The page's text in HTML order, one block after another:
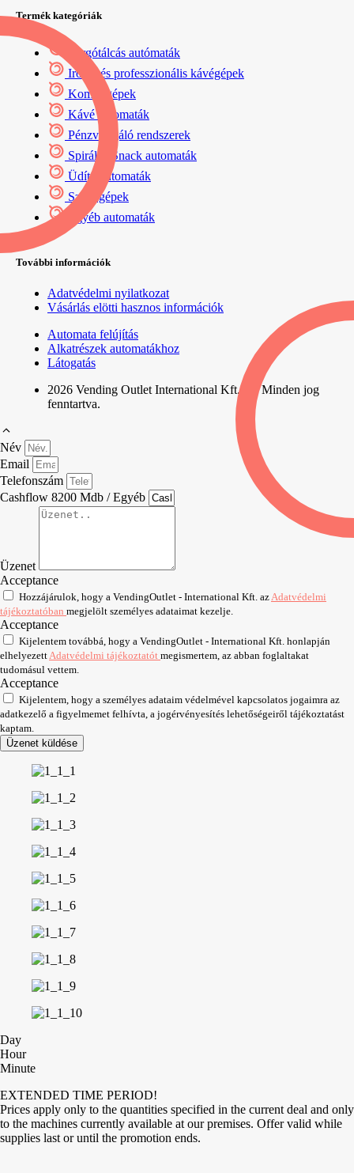
Termék kategóriák
Forgótálcás autómaták
Irodai és professzionális kávégépek
Kombi gépek
Kávé automaták
Pénzvizsgáló rendszerek
Spirálos Snack automaták
Üdítő automaták
Szódagépek
Egyéb automaták
További információk
Adatvédelmi nyilatkozat
Vásárlás elötti hasznos információk
Automata felújítás
Alkatrészek automatákhoz
Látogatás
2026 Vending Outlet International Kft. | © Minden jog
fenntartva.
Név
Email
Telefonszám
Cashflow 8200 Mdb / Egyéb
Üzenet
Acceptance
Hozzájárulok, hogy a VendingOutlet - International Kft. azAdatvédelmi
tájékoztatóban megjelölt személyes adataimat kezelje.
Acceptance
Kijelentem továbbá, hogy a VendingOutlet - International Kft. honlapján
elhelyezettAdatvédelmi tájékoztatót megismertem, az abban foglaltakat
tudomásul vettem.
Acceptance
Kijelentem, hogy a személyes adataim védelmével kapcsolatos jogaimra az
adatkezelő a figyelmemet felhívta, a jogérvényesítés lehetőségeiről tájékoztatást
kaptam.
Üzenet küldése
Day
Hour
Minute
EXTENDED TIME PERIOD!
Prices apply only to the quantities specified in the current deal and only
to the machines currently available at our premises. Offer valid while
supplies last or until the promotion ends.